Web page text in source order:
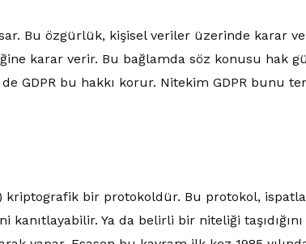
Bu özgürlük, kişisel veriler üzerinde karar
karar verir. Bu bağlamda söz konusu hak
GDPR bu hakkı korur. Nitekim GDPR bunu
kriptografik bir protokoldür. Bu protokol,
Ya da belirli bir niteliği